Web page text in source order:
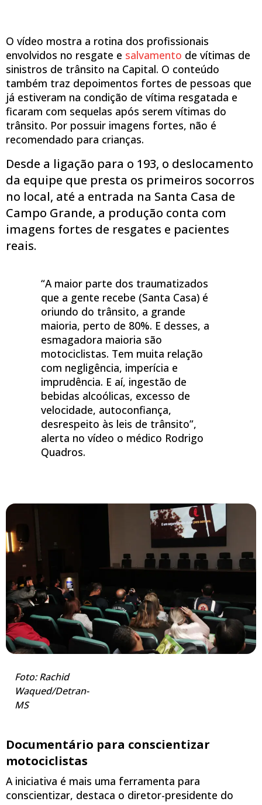
O vídeo mostra a rotina dos profissionais
envolvidos no resgate e salvamento de vítimas de
sinistros de trânsito na Capital. O conteúdo
também traz depoimentos fortes de pessoas que
já estiveram na condição de vítima resgatada e
ficaram com sequelas após serem vítimas do
trânsito. Por possuir imagens fortes, não é
recomendado para crianças.
Desde a ligação para o 193, o deslocamento
da equipe que presta os primeiros socorros
no local, até a entrada na Santa Casa de
Campo Grande, a produção conta com
imagens fortes de resgates e pacientes
reais.
“A maior parte dos traumatizados
que a gente recebe (Santa Casa) é
oriundo do trânsito, a grande
maioria, perto de 80%. E desses, a
esmagadora maioria são
motociclistas. Tem muita relação
com negligência, imperícia e
imprudência. E aí, ingestão de
bebidas alcoólicas, excesso de
velocidade, autoconfiança,
desrespeito às leis de trânsito”,
alerta no vídeo o médico Rodrigo
Quadros.
Foto: Rachid
Waqued/Detran-
MS
Documentário para conscientizar
motociclistas
A iniciativa é mais uma ferramenta para
conscientizar, destaca o diretor-presidente do